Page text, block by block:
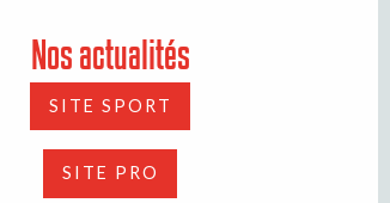
Nos actualités
SITE SPORT
SITE PRO